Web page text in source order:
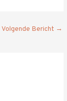
Volgende Bericht →